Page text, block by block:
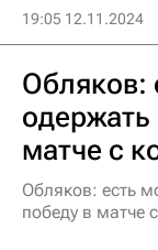
19:05 12.11.2024
Обляков:
одержать
матче с
Обляков: есть
победу в матче